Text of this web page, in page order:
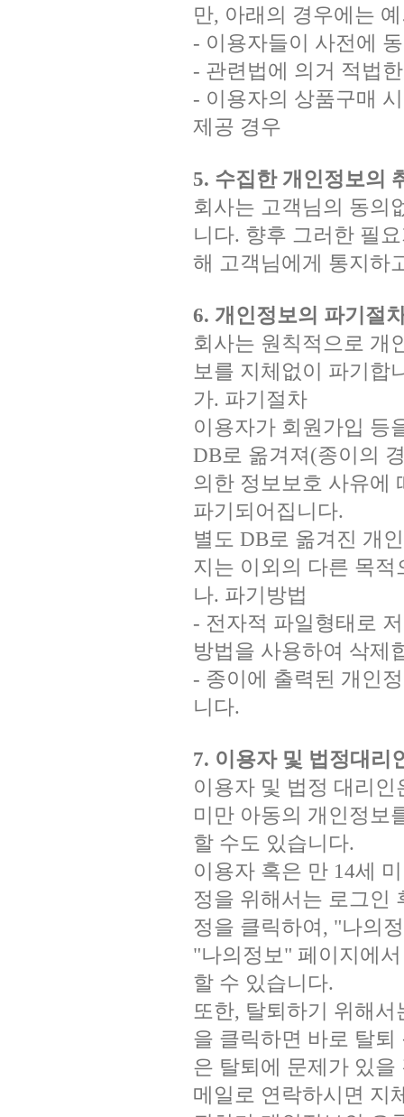
만, 아래의 경우에는
- 이용자들이 사전에
- 관련법에 의거 적법
- 이용자의 상품구매
제공 경우
5. 수집한 개인정보의
회사는 고객님의 동의
니다. 향후 그러한 필
해 고객님에게 통지하
6. 개인정보의 파기절
회사는 원칙적으로 개
보를 지체없이 파기합
가. 파기절차
이용자가 회원가입 등
DB로 옮겨져(종이의
의한 정보보호 사유에
파기되어집니다.
별도 DB로 옮겨진 개
지는 이외의 다른 목
나. 파기방법
- 전자적 파일형태로
방법을 사용하여 삭제
- 종이에 출력된 개인
니다.
7. 이용자 및 법정대리
이용자 및 법정 대리
미만 아동의 개인정보
할 수도 있습니다.
이용자 혹은 만 14세
정을 위해서는 로그인
정을 클릭하여, "나의
"나의정보" 페이지에
할 수 있습니다.
또한, 탈퇴하기 위해
을 클릭하면 바로 탈
은 탈퇴에 문제가 있
메일로 연락하시면 지